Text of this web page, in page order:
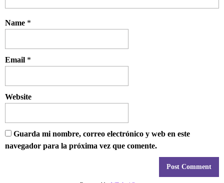
Name *
Email *
Website
Guarda mi nombre, correo electrónico y web en este
navegador para la próxima vez que comente.